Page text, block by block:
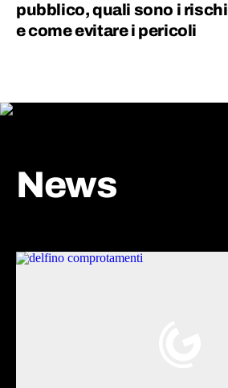
pubblico, quali sono i rischi
e come evitare i pericoli
News